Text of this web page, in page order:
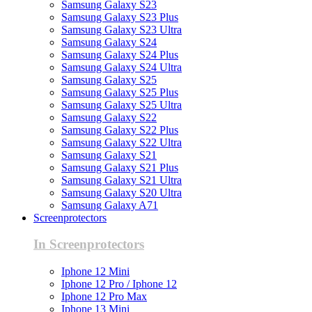
Samsung Galaxy S23
Samsung Galaxy S23 Plus
Samsung Galaxy S23 Ultra
Samsung Galaxy S24
Samsung Galaxy S24 Plus
Samsung Galaxy S24 Ultra
Samsung Galaxy S25
Samsung Galaxy S25 Plus
Samsung Galaxy S25 Ultra
Samsung Galaxy S22
Samsung Galaxy S22 Plus
Samsung Galaxy S22 Ultra
Samsung Galaxy S21
Samsung Galaxy S21 Plus
Samsung Galaxy S21 Ultra
Samsung Galaxy S20 Ultra
Samsung Galaxy A71
Screenprotectors
In Screenprotectors
Iphone 12 Mini
Iphone 12 Pro / Iphone 12
Iphone 12 Pro Max
Iphone 13 Mini